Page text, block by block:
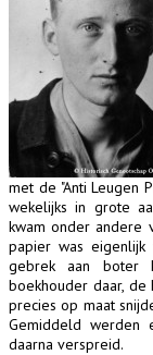
met de "Anti Leugen
wekelijks in grote
kwam onder andere
papier was
gebrek aan boter
boekhouder daar,
precies op maat
Gemiddeld werden
daarna verspreid.